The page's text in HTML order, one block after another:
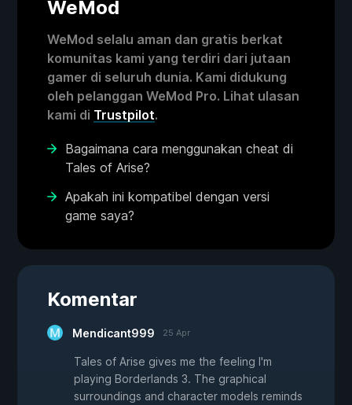
WeMod
WeMod selalu aman dan gratis berkat
komunitas kami yang terdiri dari jutaan
gamer di seluruh dunia. Kami didukung
oleh pelanggan WeMod Pro. Lihat ulasan
kami di Trustpilot.
Bagaimana cara menggunakan cheat di
Tales of Arise?
Apakah ini kompatibel dengan versi
game saya?
Komentar
Mendicant999 25 Apr
Tales of Arise gives me the feeling I'm
playing Borderlands 3. The graphical
surroundings and character models reminds